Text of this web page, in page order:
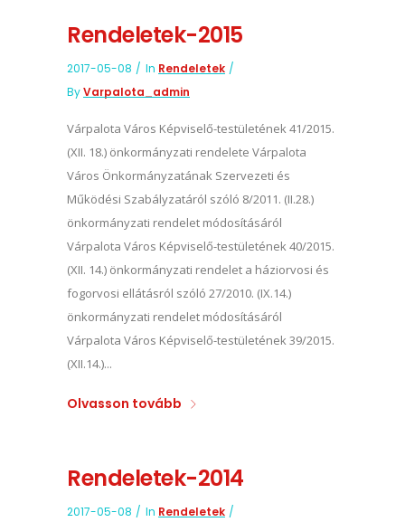
Rendeletek-2015
2017-05-08 In Rendeletek
ByVarpalota_admin
Várpalota Város Képviselő-testületének 41/2015.
(XII. 18.) önkormányzati rendelete Várpalota
Város Önkormányzatának Szervezeti és
Működési Szabályzatáról szóló 8/2011. (II.28.)
önkormányzati rendelet módosításáról
Várpalota Város Képviselő-testületének 40/2015.
(XII. 14.) önkormányzati rendelet a háziorvosi és
fogorvosi ellátásról szóló 27/2010. (IX.14.)
önkormányzati rendelet módosításáról
Várpalota Város Képviselő-testületének 39/2015.
(XII.14.)...
Olvasson tovább
Rendeletek-2014
2017-05-08 In Rendeletek